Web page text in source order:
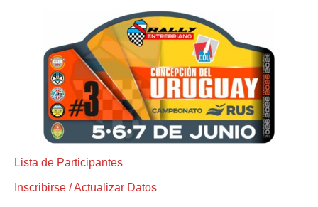
Lista de Participantes
Inscribirse / Actualizar Datos